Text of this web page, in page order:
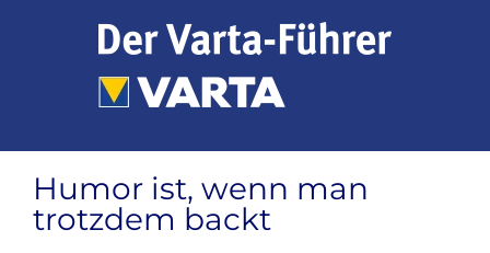
Humor ist, wenn man
trotzdem backt